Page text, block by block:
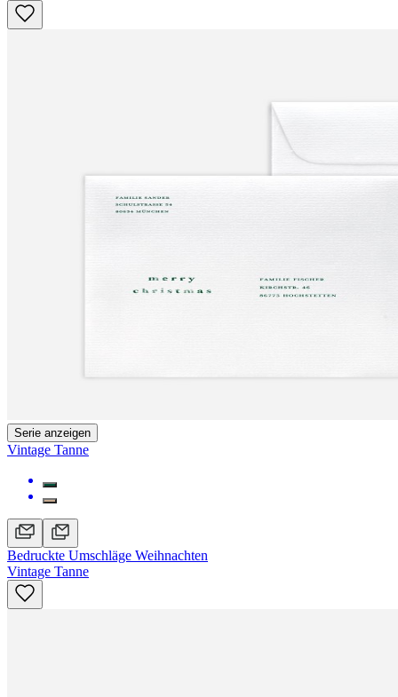
Serie anzeigen
Vintage Tanne
Bedruckte Umschläge Weihnachten
Vintage Tanne